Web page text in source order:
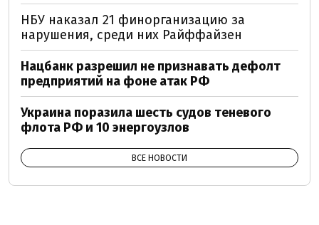
НБУ наказал 21 финорганизацию за
нарушения, среди них Райффайзен
Нацбанк разрешил не признавать дефолт
предприятий на фоне атак РФ
Украина поразила шесть судов теневого
флота РФ и 10 энергоузлов
ВСЕ НОВОСТИ